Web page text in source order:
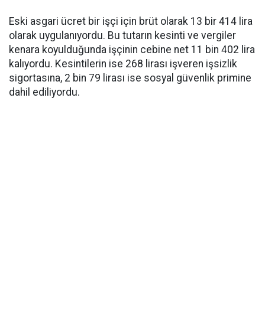
Eski asgari ücret bir işçi için brüt olarak 13 bir 414 lira
olarak uygulanıyordu. Bu tutarın kesinti ve vergiler
kenara koyulduğunda işçinin cebine net 11 bin 402 lira
kalıyordu. Kesintilerin ise 268 lirası işveren işsizlik
sigortasına, 2 bin 79 lirası ise sosyal güvenlik primine
dahil ediliyordu.